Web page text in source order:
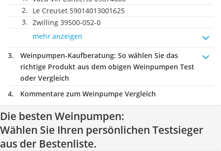
Le Creuset 59014013001625
Zwilling 39500-052-0
mehr anzeigen
Weinpumpen-Kaufberatung: So wählen Sie das
richtige Produkt aus dem obigen Weinpumpen Test
oder Vergleich
Kommentare zum Weinpumpe Vergleich
Die besten Weinpumpen:
Wählen Sie Ihren persönlichen Testsieger
aus der Bestenliste.